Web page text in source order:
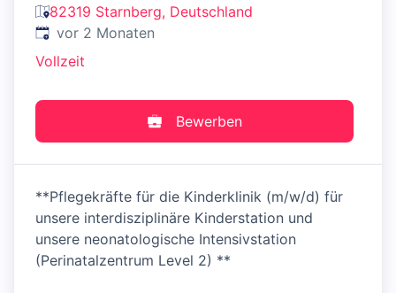
82319 Starnberg, Deutschland
Veröffentlicht:
vor 2 Monaten
Vollzeit
Bewerben
**Pflegekräfte für die Kinderklinik (m/w/d) für
unsere interdisziplinäre Kinderstation und
unsere neonatologische Intensivstation
(Perinatalzentrum Level 2) **